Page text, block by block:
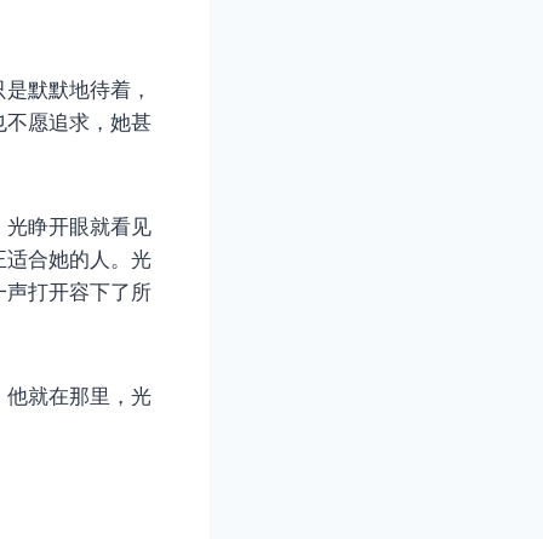
默默地待着，
不愿追求，她甚
光睁开眼就看见
适合她的人。光
声打开容下了所
他就在那里，光